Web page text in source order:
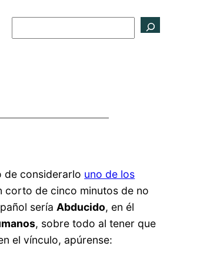
de considerarlo uno de los
corto de cinco minutos de no
sería Abducido, en él
, sobre todo al tener que
el vínculo, apúrense: